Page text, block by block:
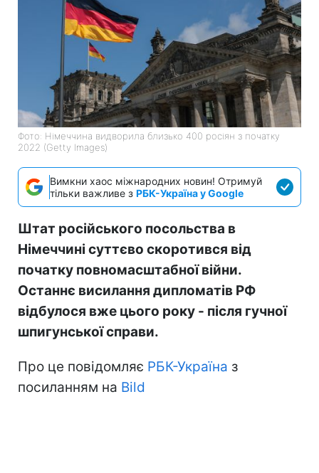
Фото: Німеччина видворила близько 400 росіян з початку
2022 (Getty Images)
Вимкни хаос міжнародних новин! Отримуй
тільки важливе з РБК-Україна у Google
Штат російського посольства в
Німеччині суттєво скоротився від
початку повномасштабної війни.
Останнє висилання дипломатів РФ
відбулося вже цього року - після гучної
шпигунської справи.
Про це повідомляє РБК-Україна з
посиланням на Bild